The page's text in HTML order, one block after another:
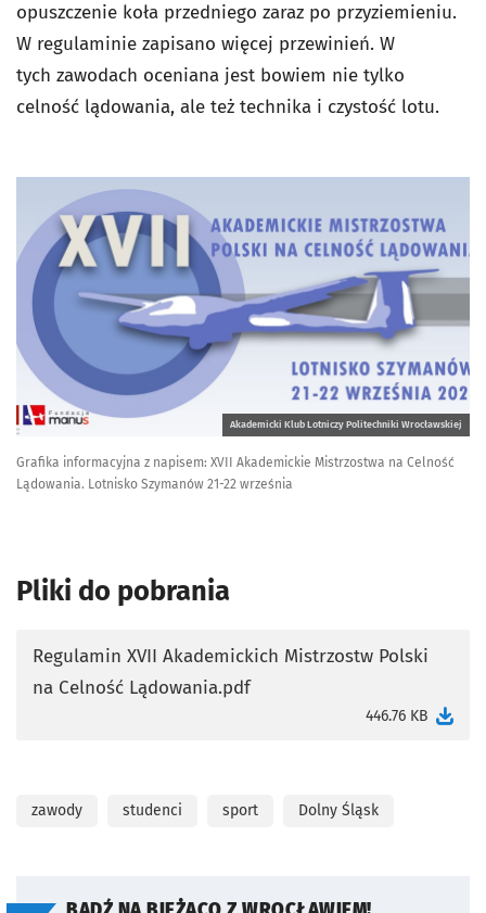
opuszczenie koła przedniego zaraz po przyziemieniu.
W regulaminie zapisano więcej przewinień. W
tych zawodach oceniana jest bowiem nie tylko
celność lądowania, ale też technika i czystość lotu.
Akademicki Klub Lotniczy Politechniki Wrocławskiej
Grafika informacyjna z napisem: XVII Akademickie Mistrzostwa na Celność
Lądowania. Lotnisko Szymanów 21-22 września
Pliki do pobrania
Regulamin XVII Akademickich Mistrzostw Polski
na Celność Lądowania.pdf
446.76 KB
otworzy się w nowej karcie
zawody studenci sport Dolny Śląsk